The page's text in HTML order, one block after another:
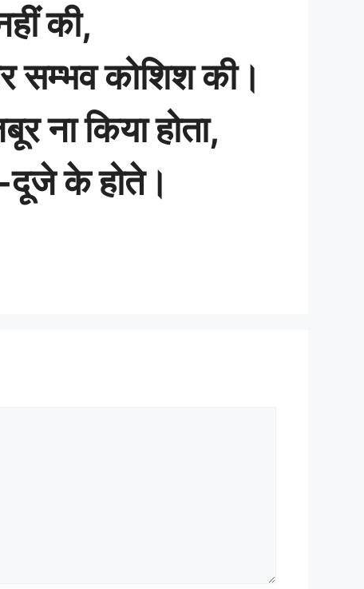
की,
सम्भव कोशिश की।
ना किया होता,
दूजे के होते।